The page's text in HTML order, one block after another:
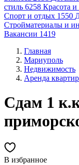
стиль 6258 Красота и
Спорт и отдых 1550
Стройматериалы и
Вакансии 1419
Главная
Мариуполь
Недвижимость
Аренда
Сдам 1
В избранное